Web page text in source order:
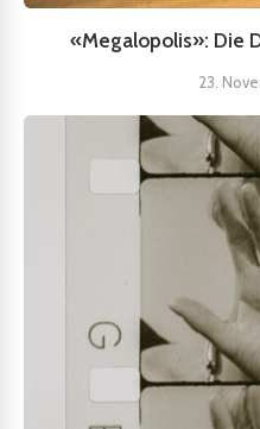
«Megalopolis»: Die
23.